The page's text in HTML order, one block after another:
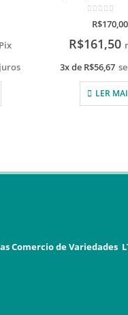
de 5
R$170,00
R$161,50
3x de R$56,67
LER
Comercio de Variedades